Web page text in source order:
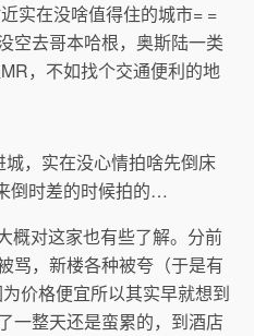
实在没啥值得住的城市= =
空去哥本哈根，奥斯陆一类
，不如找个交通便利的地
，实在没心情拍啥先倒床
倒时差的时候拍的…
概对这家也有些了解。分前
骂，新楼各种被夸（于是有
价格便宜所以其实早就想到
一整天还是蛮累的，到酒店